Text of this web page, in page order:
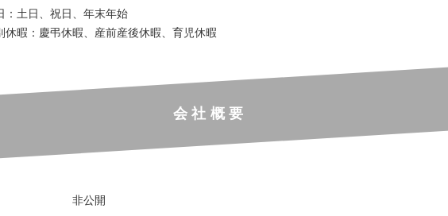
：土日、祝日、年末年始
休暇：慶弔休暇、産前産後休暇、育児休暇
会社概要
非公開